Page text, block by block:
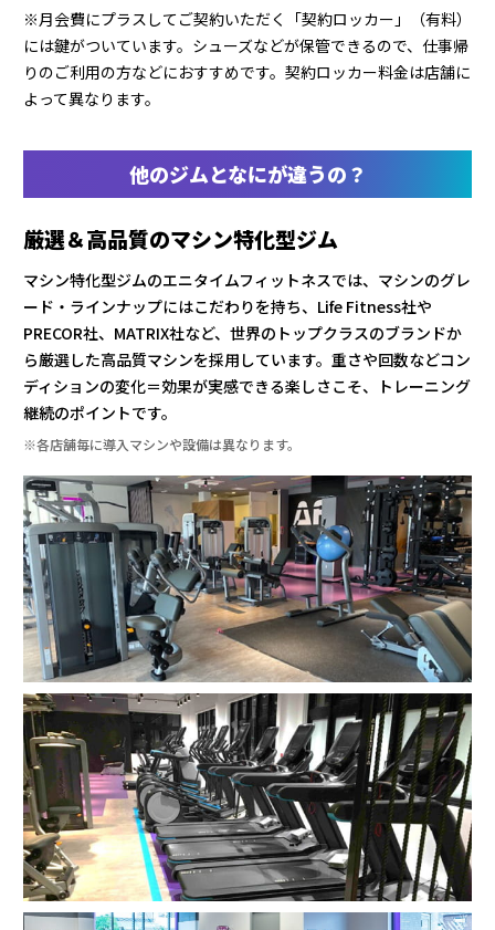
※月会費にプラスしてご契約いただく「契約ロッカー」（有料）
には鍵がついています。シューズなどが保管できるので、仕事帰
りのご利用の方などにおすすめです。契約ロッカー料金は店舗に
よって異なります。
他のジムとなにが違うの？
厳選＆高品質のマシン特化型ジム
マシン特化型ジムのエニタイムフィットネスでは、マシンのグレ
ード・ラインナップにはこだわりを持ち、Life Fitness社や
PRECOR社、MATRIX社など、世界のトップクラスのブランドか
ら厳選した高品質マシンを採用しています。重さや回数などコン
ディションの変化＝効果が実感できる楽しさこそ、トレーニング
継続のポイントです。
※各店舗毎に導入マシンや設備は異なります。